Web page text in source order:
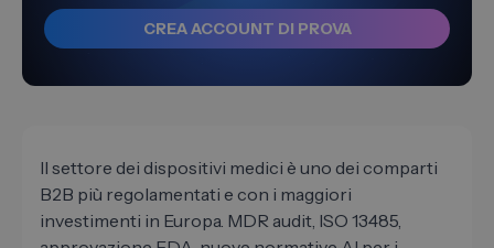
CREA ACCOUNT DI PROVA
Il settore dei dispositivi medici è uno dei comparti
B2B più regolamentati e con i maggiori
investimenti in Europa. MDR audit, ISO 13485,